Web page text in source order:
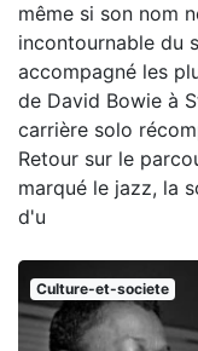
même si son nom
incontournable du
accompagné les
de David Bowie à
carrière solo
Retour sur le
marqué le jazz, la
d'u
Culture-et-societe